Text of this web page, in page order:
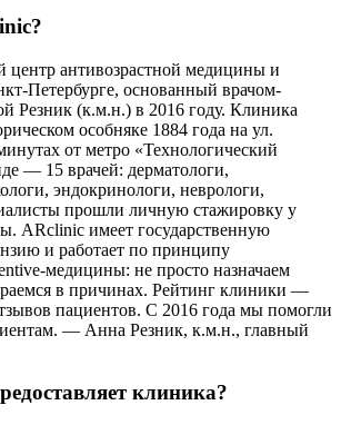
антивозрастной медицины и
Петербурге, основанный врачом-
Резник (к.м.н.) в 2016 году. Клиника
особняке 1884 года на ул.
от метро «Технологический
— 15 врачей: дерматологи,
эндокринологи, неврологи,
прошли личную стажировку у
ARclinic имеет государственную
и работает по принципу
медицины: не просто назначаем
в причинах. Рейтинг клиники —
пациентов. С 2016 года мы помогли
— Анна Резник, к.м.н., главный
клиника?